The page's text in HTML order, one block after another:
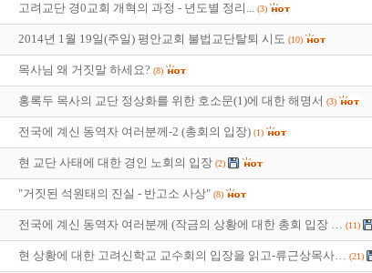
고려교단 경0교회 개혁의 과정 - 년도별 정리... (3)
2014년 1월 19일(주일) 평안교회 불법교단탈퇴 시도 (10)
목사님 왜 거짓말 하세요? (8)
홍록두 목사의 교단 정상화를 위한 호소문(1)에 대한 해명서 (3)
전국에 계신 동역자 여러분께-2 (총회의 입장) (1)
현 교단 사태에 대한 경인 노회의 입장 (2)
"거짓된 석원태의 진실 - 반고소 사상" (8)
전국에 계신 동역자 여러분께 (작금의 상황에 대한 총회 입장 … (11)
현 상황에 대한 고려신학교 교수회의 입장을 읽고-류근상목사… (21)